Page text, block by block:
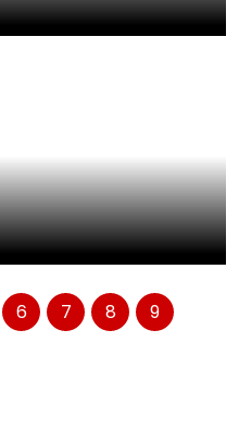
6 7 8
9